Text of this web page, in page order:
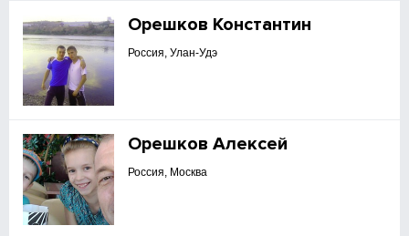
Орешков Константин
Россия, Улан-Удэ
Орешков Алексей
Россия, Москва